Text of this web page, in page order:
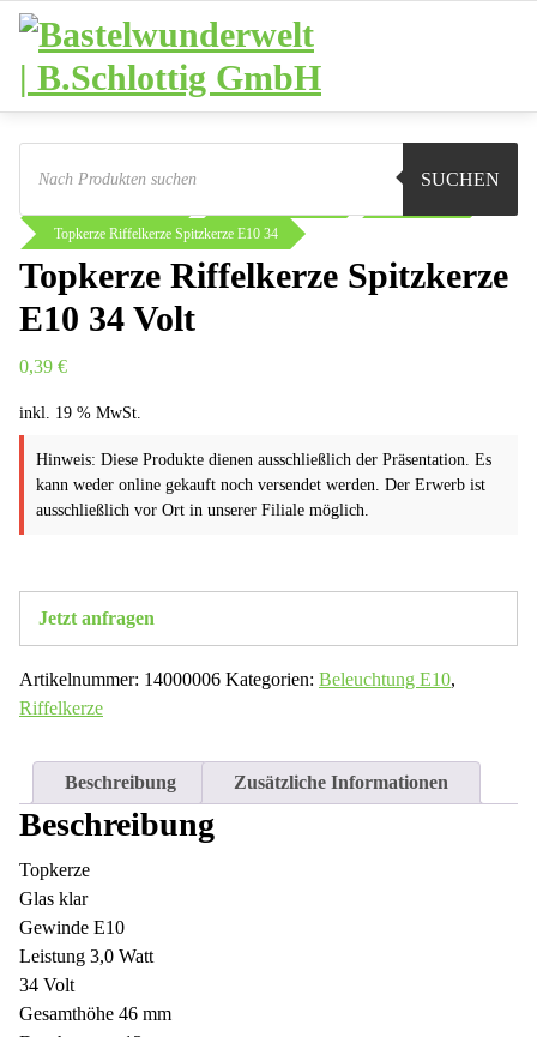
Zum
Inhalt
springen
Products
search
SUCHEN
Sie sind hier:
Topkerze Riffelkerze Spitzkerze E10 34
Topkerze Riffelkerze Spitzkerze
E10 34 Volt
0,39 €
inkl. 19 % MwSt.
Hinweis: Diese Produkte dienen ausschließlich der Präsentation. Es
kann weder online gekauft noch versendet werden. Der Erwerb ist
ausschließlich vor Ort in unserer Filiale möglich.
Jetzt anfragen
Artikelnummer: 14000006 Kategorien: Beleuchtung E10,
Riffelkerze
Beschreibung Zusätzliche Informationen
Beschreibung
Topkerze
Glas klar
Gewinde E10
Leistung 3,0 Watt
34 Volt
Gesamthöhe 46 mm